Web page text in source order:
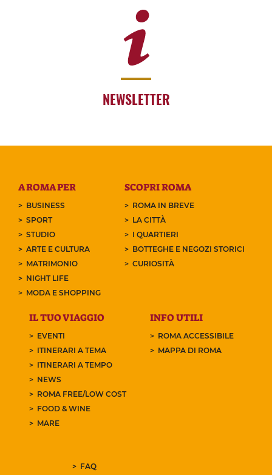
NEWSLETTER
A ROMA PER
BUSINESS
SPORT
STUDIO
ARTE E CULTURA
MATRIMONIO
NIGHT LIFE
MODA E SHOPPING
SCOPRI ROMA
ROMA IN BREVE
LA CITTÀ
I QUARTIERI
BOTTEGHE E NEGOZI STORICI
CURIOSITÀ
IL TUO VIAGGIO
EVENTI
ITINERARI A TEMA
ITINERARI A TEMPO
NEWS
ROMA FREE/LOW COST
FOOD & WINE
MARE
INFO UTILI
ROMA ACCESSIBILE
MAPPA DI ROMA
FAQ